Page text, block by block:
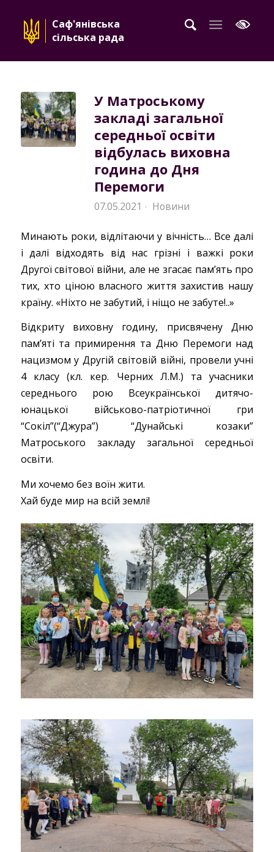
Саф'янівська
сільська рада
У Матроському
закладі загальної
середньої освіти
відбулась виховна
година до Дня
Перемоги
07.05.2021 · Новини
Минають роки, відлітаючи у вічність… Все далі
і далі відходять від нас грізні і важкі роки
Другої світової війни, але не згасає пам’ять про
тих, хто ціною власного життя захистив нашу
країну. «Ніхто не забутий, і ніщо не забуте!..»
Відкриту виховну годину, присвячену Дню
пам’яті та примирення та Дню Перемоги над
нацизмом у Другій світовій війні, провели учні
4 класу (кл. кер. Черних Л.М.) та учасники
середнього рою Всеукраїнської дитячо-
юнацької військово-патріотичної гри
“Сокіл”(“Джура”) “Дунайські козаки”
Матроського закладу загальної середньої
освіти.
Ми хочемо без воїн жити.
Хай буде мир на всій землі!